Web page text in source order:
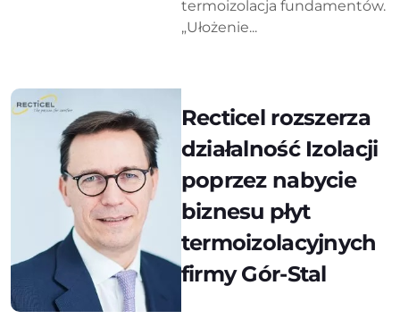
termoizolacja fundamentów.
„Ułożenie...
Recticel rozszerza
działalność Izolacji
poprzez nabycie
biznesu płyt
termoizolacyjnych
firmy Gór-Stal